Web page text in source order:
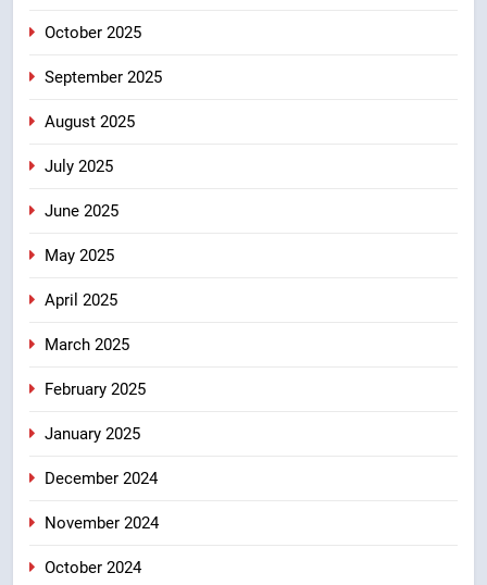
October 2025
September 2025
August 2025
July 2025
June 2025
May 2025
April 2025
March 2025
February 2025
January 2025
December 2024
November 2024
October 2024